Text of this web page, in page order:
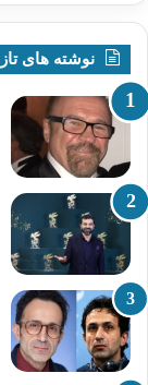
نوشته های